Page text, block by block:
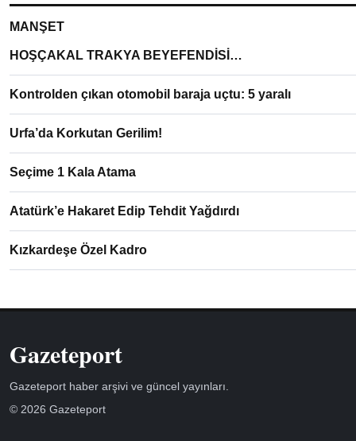
MANŞET
HOŞÇAKAL TRAKYA BEYEFENDİSİ…
Kontrolden çıkan otomobil baraja uçtu: 5 yaralı
Urfa’da Korkutan Gerilim!
Seçime 1 Kala Atama
Atatürk’e Hakaret Edip Tehdit Yağdırdı
Kızkardeşe Özel Kadro
Gazeteport
Gazeteport haber arşivi ve güncel yayınları.
© 2026 Gazeteport